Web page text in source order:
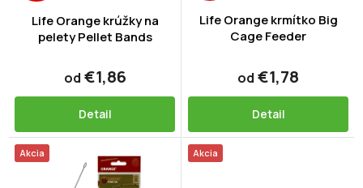
o
Life Orange krúžky na
pelety Pellet Bands
od €1,86
Detail
Life Orange krmítko Big
Cage Feeder
od €1,78
Detail
Akcia Akcia